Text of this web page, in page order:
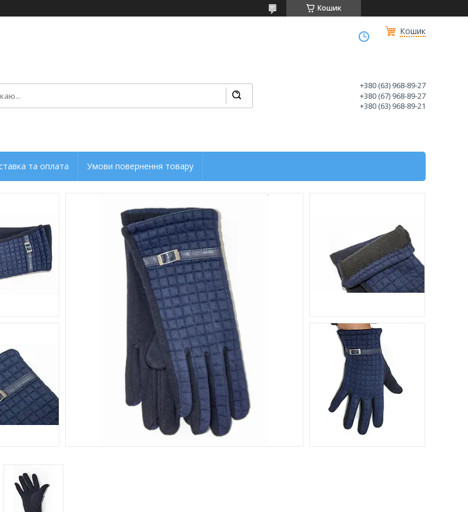
Кошик
Кошик
+380 (63) 968-89-27
+380 (67) 968-89-27
+380 (63) 968-89-21
та оплата Умови повернення товару